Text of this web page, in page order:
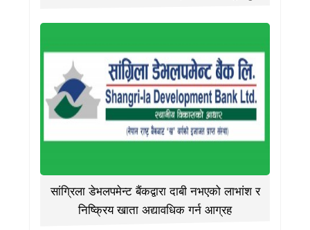
सांग्रिला डेभलपमेन्ट बैंकद्वारा दाबी नभएको लाभांश र
निष्क्रिय खाता अद्यावधिक गर्न आग्रह